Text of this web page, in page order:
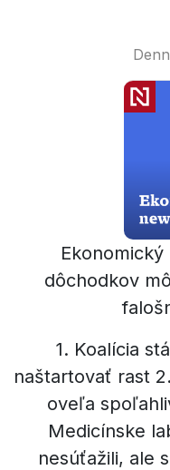
dôchodkov
1. Koalícia
naštartovať rast
oveľa
Medicínske
nesúťažili, ale